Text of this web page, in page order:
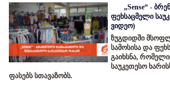
„Sense“ -
ფეხსაცმელი
ვიდეო)
ზუგდიდში
სამოსისა და
გაიხსნა,
საუკეთესო
ფასებს სთავაზობს.